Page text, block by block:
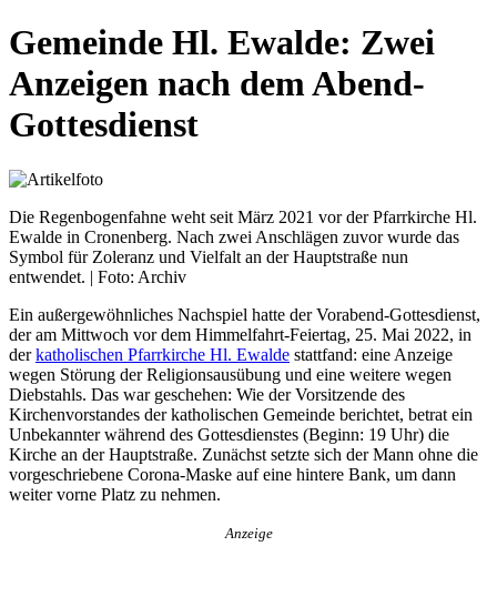
Gemeinde Hl. Ewalde: Zwei
Anzeigen nach dem Abend-
Gottesdienst
Die Regenbogenfahne weht seit März 2021 vor der Pfarrkirche Hl.
Ewalde in Cronenberg. Nach zwei Anschlägen zuvor wurde das
Symbol für Zoleranz und Vielfalt an der Hauptstraße nun
entwendet. | Foto: Archiv
Ein außergewöhnliches Nachspiel hatte der Vorabend-Gottesdienst,
der am Mittwoch vor dem Himmelfahrt-Feiertag, 25. Mai 2022, in
derkatholischen Pfarrkirche Hl. Ewalde stattfand: eine Anzeige
wegen Störung der Religionsausübung und eine weitere wegen
Diebstahls. Das war geschehen: Wie der Vorsitzende des
Kirchenvorstandes der katholischen Gemeinde berichtet, betrat ein
Unbekannter während des Gottesdienstes (Beginn: 19 Uhr) die
Kirche an der Hauptstraße. Zunächst setzte sich der Mann ohne die
vorgeschriebene Corona-Maske auf eine hintere Bank, um dann
weiter vorne Platz zu nehmen.
Anzeige